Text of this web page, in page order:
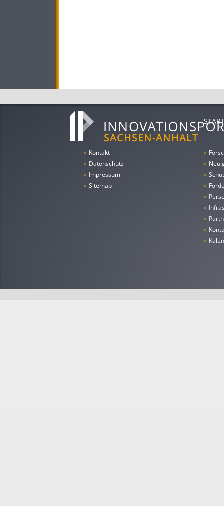
» Kontakt
» Datenschutz
» Impressum
» Sitemap
»
»
»
»
»
»
»
»
»